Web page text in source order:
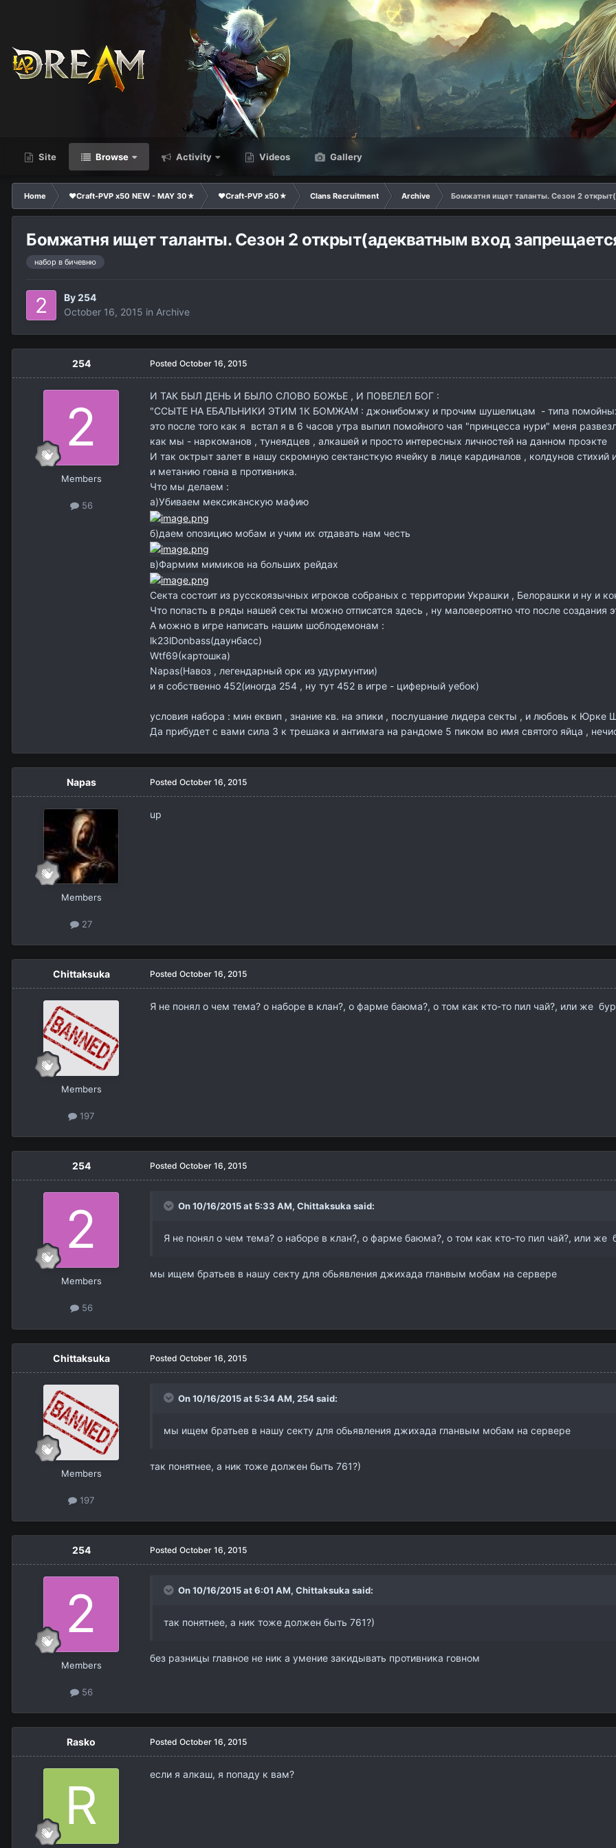
Site Browse Activity Videos Gallery
Home ❤Craft-PVP x50 NEW - MAY 30★ ❤Craft-PVP x50★ Clans Recruitment Archive
Бомжатня ищет таланты. Сезон 2
Бомжатня ищет таланты. Сезон 2 открыт(адекватным вход
набор в бичевню
By254
October 16, 2015 in Archive
254
Members
56
Posted October 16, 2015
И ТАК БЫЛ ДЕНЬ И БЫЛО СЛОВО БОЖЬЕ , И ПОВЕЛЕЛ БОГ :
"ССЫТЕ НА ЕБАЛЬНИКИ ЭТИМ 1К БОМЖАМ : джонибомжу и прочим шушелицам - типа
это после того как я встал я в 6 часов утра выпил помойного чая "принцесса нури" меня
как мы - наркоманов , тунеядцев , алкашей и просто интересных личностей на данном проэкте
И так октрыт залет в нашу скромную сектансткую ячейку в лице кардиналов , колдунов
и метанию говна в противника.
Что мы делаем :
а)Убиваем мексиканскую мафию
б)даем опозицию мобам и учим их отдавать нам честь
в)Фармим мимиков на больших рейдах
Секта состоит из русскоязычных игроков собраных с территории Украшки , Белорашки и ну и
Что попасть в ряды нашей секты можно отписатся здесь , ну маловероятно что после создания
А можно в игре написать нашим шоблодемонам :
lk23lDonbass(даунбасс)
Wtf69(картошка)
Napas(Навоз , легендарный орк из удурмунтии)
и я собственно 452(иногда 254 , ну тут 452 в игре - циферный уебок)
условия набора : мин еквип , знание кв. на эпики , послушание лидера секты , и любовь к Юрке
Да прибудет с вами сила 3 к трешака и антимага на рандоме 5 пиком во имя святого яйца ,
Napas
Members
27
Posted October 16, 2015
up
Chittaksuka
Members
197
Posted October 16, 2015
Я не понял о чем тема? о наборе в клан?, о фарме баюма?, о том как кто-то пил чай?, или же
254
Members
56
Posted October 16, 2015
On 10/16/2015 at 5:33 AM, Chittaksuka said:
Я не понял о чем тема? о наборе в клан?, о фарме баюма?, о том как кто-то пил чай?, или же
мы ищем братьев в нашу секту для обьявления джихада гланвым мобам на сервере
Chittaksuka
Members
197
Posted October 16, 2015
On 10/16/2015 at 5:34 AM, 254said:
мы ищем братьев в нашу секту для обьявления джихада гланвым мобам на сервере
так понятнее, а ник тоже должен быть 761?)
254
Members
56
Posted October 16, 2015
On 10/16/2015 at 6:01 AM, Chittaksuka said:
так понятнее, а ник тоже должен быть 761?)
без разницы главное не ник а умение закидывать противника говном
Rasko Posted October 16, 2015
если я алкаш, я попаду к вам?